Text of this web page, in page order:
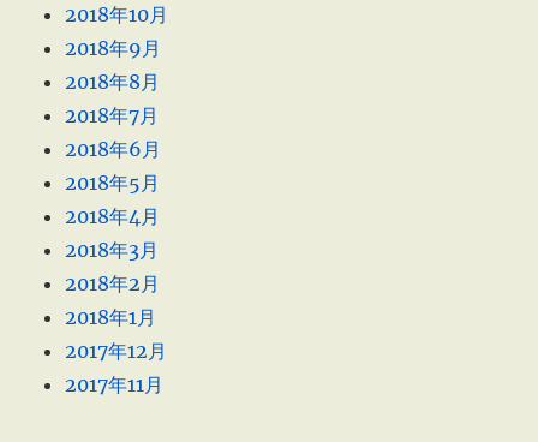
2018年10月
2018年9月
2018年8月
2018年7月
2018年6月
2018年5月
2018年4月
2018年3月
2018年2月
2018年1月
2017年12月
2017年11月